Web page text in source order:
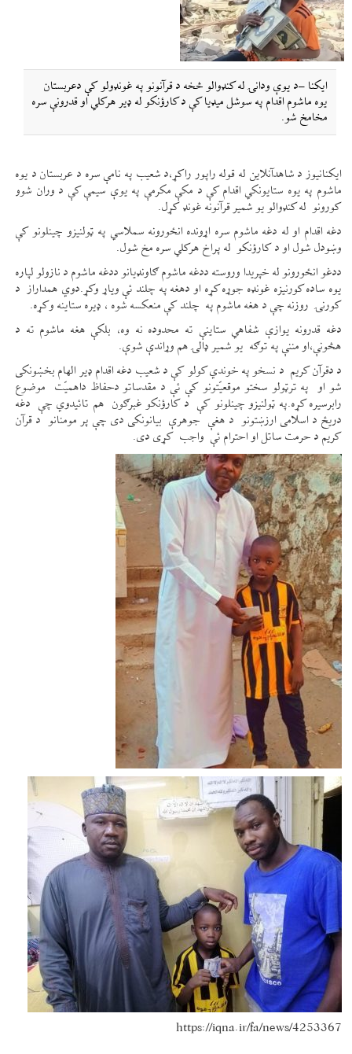
ایکنا –د یوې ودانۍ له کنډوالو څخه د قرآنونو په غونډولو کې دعربستان
یوه ماشوم اقدام په سوشل میډیا کې د کارؤنکو له ډير هرکلي او قدرونې سره
مخامخ شو.
ایکنانیوز د شاهدآنلاین له قوله راپور راکړ،د شعیب په نامې سره د عربستان د یوه
ماشوم په یوه ستایونکي اقدام کې د مکې مکرمې په یوې سیمې کې د وران شوو
کورونو له کنډوالو یو شمیر قرآنونه غونډ کړل.
دغه اقدام او له دغه ماشوم سره اړونده انځورونه سملاسي په ټولنیزو چینلونو کې
وښودل شول او د کارؤنکو له پراخ هرکلي سره مخ شول.
ددغو انځورونو له خپریدا وروسته ددغه ماشوم ګاونډیانو ددغه ماشوم د نازولو لپاره
یوه ساده کورنیزه غونډه جوړه کړه او دهغه په چلند ئې ویاړ وکړ.دوي همداراز د
کورنۍ روزنه چې د هغه ماشوم په چلند کې منعکسه شوه ، ډيره ستاینه وکړه.
دغه قدرونه یوازې شفاهي ستاینې ته محدوده نه وه، بلکې هغه ماشوم ته د
هڅونې،او مننې په توګه یو شمیر ډالۍ هم وړاندې شوې.
د دقرآن کریم د نسخو په خوندي کولو کې د شعیب دغه اقدام ډير الهام بخښونکی
شو او په ترټولو سختو موقعیّتونو کې ئې د مقدساتو دحفاظ داهمیّت موضوع
رابرسیره کړه.په ټولنیزو چینلونو کې د کارؤنکو غبرګون هم تائيدوي چې دغه
دریځ د اسلامی ارزښتونو د هغې جوهرې بیانونکی دی چې پر مومنانو د قرآن
کریم د حرمت ساتل او احترام ئې واجب کړی دی.
https://iqna.ir/fa/news/4253367